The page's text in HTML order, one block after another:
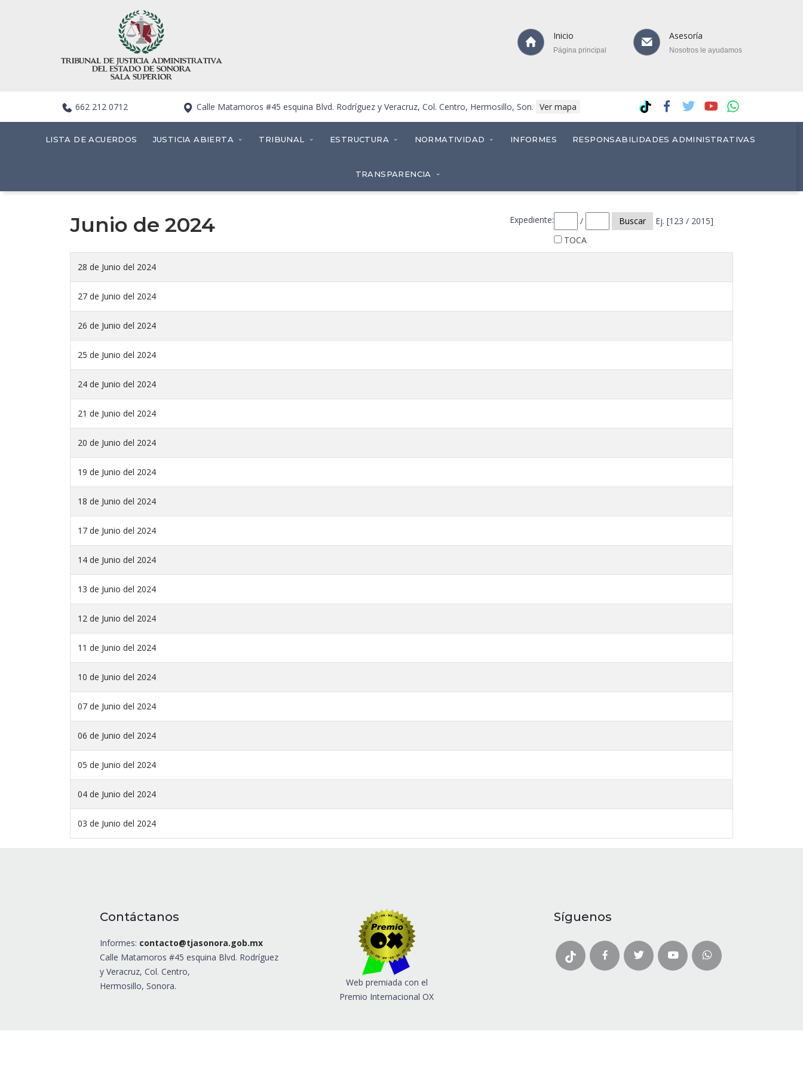
Inicio
Página principal
Asesoría
Nosotros le ayudamos
662 212 0712 Calle Matamoros #45 esquina Blvd. Rodríguez y Veracruz, Col. Centro, Hermosillo, Son. Ver mapa
LISTA DE ACUERDOS JUSTICIA ABIERTA TRIBUNAL ESTRUCTURA NORMATIVIDAD INFORMES RESPONSABILIDADES ADMINISTRATIVAS
TRANSPARENCIA
Junio de 2024 Expediente: / Buscar
Ej. [123 / 2015]
TOCA
28 de Junio del 2024
27 de Junio del 2024
26 de Junio del 2024
25 de Junio del 2024
24 de Junio del 2024
21 de Junio del 2024
20 de Junio del 2024
19 de Junio del 2024
18 de Junio del 2024
17 de Junio del 2024
14 de Junio del 2024
13 de Junio del 2024
12 de Junio del 2024
11 de Junio del 2024
10 de Junio del 2024
07 de Junio del 2024
06 de Junio del 2024
05 de Junio del 2024
04 de Junio del 2024
03 de Junio del 2024
Contáctanos
Informes: contacto@tjasonora.gob.mx
Calle Matamoros #45 esquina Blvd. Rodríguez
y Veracruz, Col. Centro,
Hermosillo, Sonora.
Web premiada con el
Premio Internacional OX
Síguenos